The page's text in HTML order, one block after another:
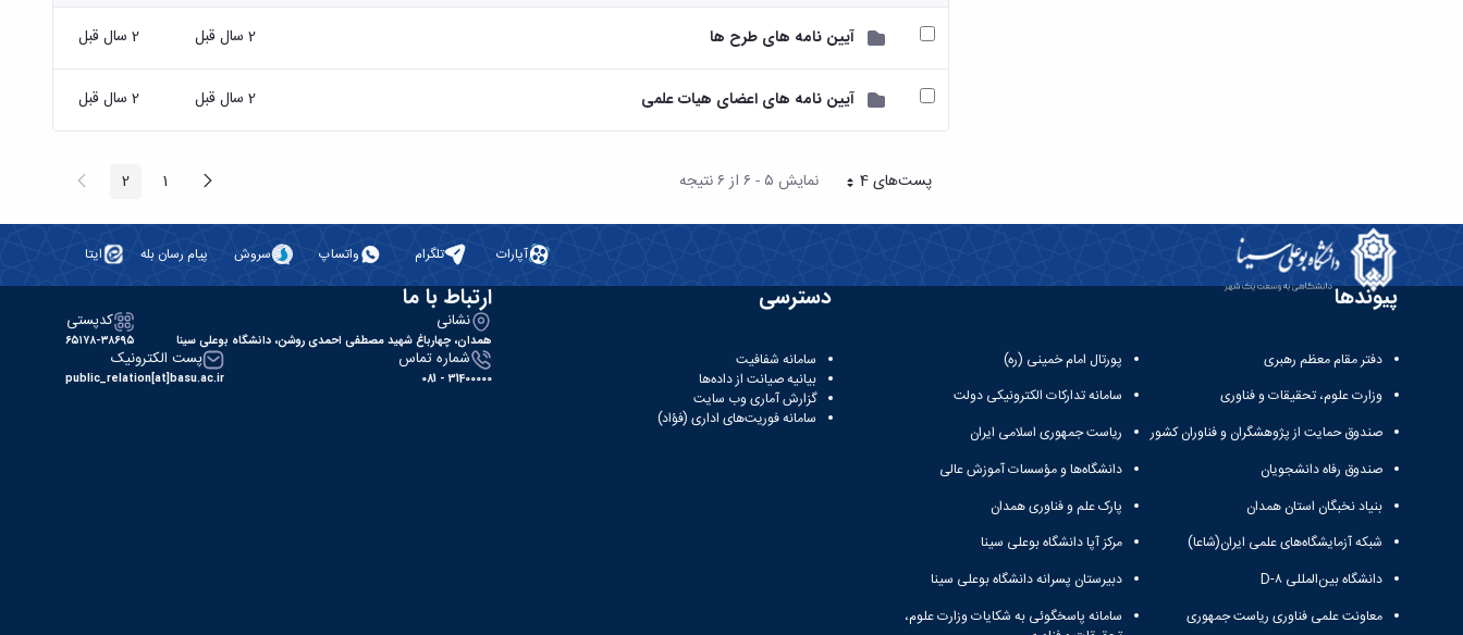
آیین نامه های طرح ها 2 سال قبل 2 سال قبل
آیین نامه های اعضای هیات علمی 2 سال قبل 2 سال قبل
پست‌‌های 4هر صفحه نمایش ۵ - ۶ از ۶ نتیجه پیغام
قبلی صفحه1 صفحه2 صفحه
آپارات تلگرام واتساپ سروش پیام رسان بله ایتا
پیوندها
دفتر مقام معظم رهبری
وزارت علوم، تحقیقات و فناوری
صندوق حمایت از پژوهشگران و فناوران کشور
صندوق رفاه دانشجویان
بنیاد نخبگان استان همدان
شبکه آزمایشگاه‌های علمی ایران(شاعا)
دانشگاه بین‌المللی D-۸
معاونت علمی فناوری ریاست جمهوری
پورتال امام خمینی (ره)
سامانه تدارکات الکترونیکی دولت
ریاست جمهوری اسلامی ایران
دانشگاه‌ها و مؤسسات آموزش عالی
پارک علم و فناوری همدان
مرکز آپا دانشگاه بوعلی سینا
دبیرستان پسرانه دانشگاه بوعلی سینا
سامانه پاسخگوئی به شکایات وزارت علوم،
دسترسی
سامانه شفافیت
بیانیه صیانت از داده‌ها
گزارش آماری وب‌ سایت
سامانه فوریت‌های اداری (فؤاد)
ارتباط با ما
نشانی
همدان، چهارباغ شهید مصطفی احمدی روشن، دانشگاه بوعلی سینا
کدپستی
۶۵۱۷۸-۳۸۶۹۵
شماره تماس
31400000 - 081
پست الکترونیک
public_relation[at]basu.ac.ir